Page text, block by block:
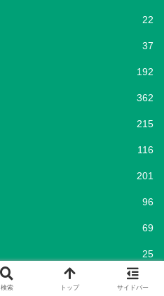
22
37
192
362
215
116
201
96
69
25
786
検索 トップ サイドバー